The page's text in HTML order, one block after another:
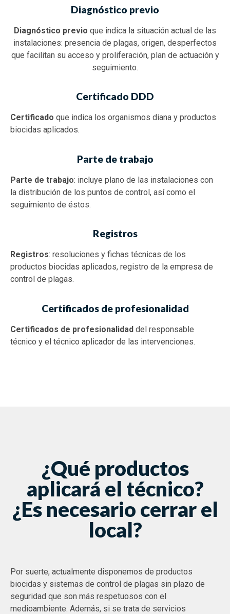
Diagnóstico previo
Diagnóstico previo que indica la situación actual de las
instalaciones: presencia de plagas, origen, desperfectos
que facilitan su acceso y proliferación, plan de actuación y
seguimiento.
Certificado DDD
Certificado que indica los organismos diana y productos
biocidas aplicados.
Parte de trabajo
Parte de trabajo: incluye plano de las instalaciones con
la distribución de los puntos de control, así como el
seguimiento de éstos.
Registros
Registros: resoluciones y fichas técnicas de los
productos biocidas aplicados, registro de la empresa de
control de plagas.
Certificados de profesionalidad
Certificados de profesionalidad del responsable
técnico y el técnico aplicador de las intervenciones.
¿Qué productos
aplicará el técnico?
¿Es necesario cerrar el
local?
Por suerte, actualmente disponemos de productos
biocidas y sistemas de control de plagas sin plazo de
seguridad que son más respetuosos con el
medioambiente. Además, si se trata de servicios